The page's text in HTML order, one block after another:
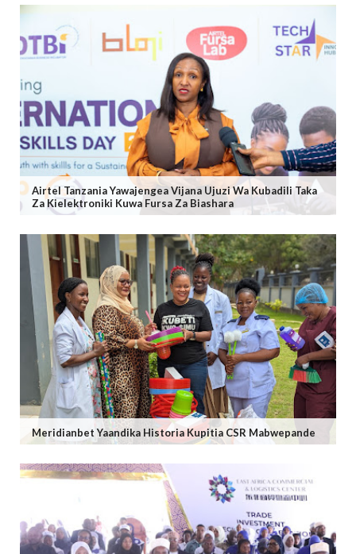
Airtel Tanzania Yawajengea Vijana Ujuzi Wa Kubadili Taka
Za Kielektroniki Kuwa Fursa Za Biashara
Meridianbet Yaandika Historia Kupitia CSR Mabwepande